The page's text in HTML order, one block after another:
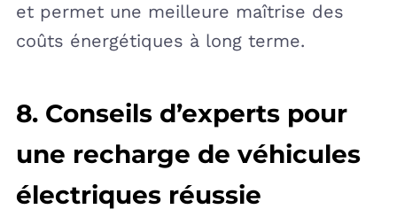
et permet une meilleure maîtrise des
coûts énergétiques à long terme.
8. Conseils d’experts pour
une recharge de véhicules
électriques réussie